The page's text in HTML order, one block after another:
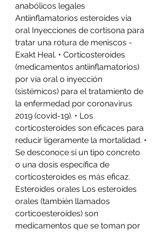
anabólicos legales
Antiinflamatorios esteroides via
oral Inyecciones de cortisona para
tratar una rotura de meniscos -
Exakt Heal. • Corticosteroides
(medicamentos antiinflamatorios)
por vía oral o inyección
(sistémicos) para el tratamiento de
la enfermedad por coronavirus
2019 (covid-19). • Los
corticosteroides son eficaces para
reducir ligeramente la mortalidad. •
Se desconoce si un tipo concreto
o una dosis específica de
corticosteroides es más eficaz.
Esteroides orales Los esteroides
orales (también llamados
corticoesteroides) son
medicamentos que se toman por